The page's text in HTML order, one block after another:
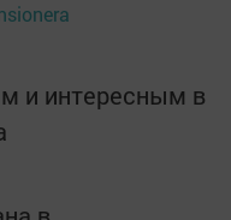
и интересным в